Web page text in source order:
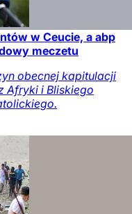
w Ceucie, a abp
meczetu
obecnej kapitulacji
Afryki i Bliskiego